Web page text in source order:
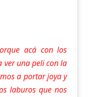
acá con los
ver una peli con la
a portar joya y
laburos que nos